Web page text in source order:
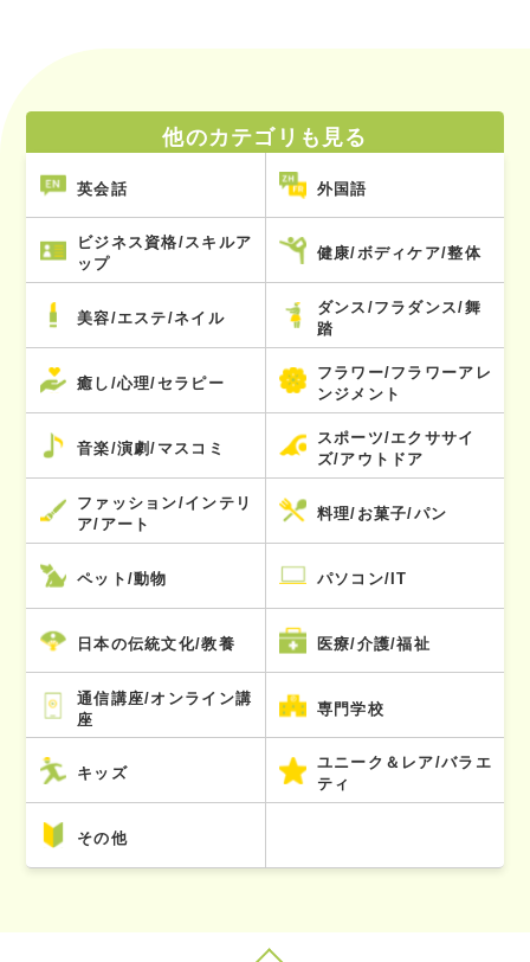
他のカテゴリも見る
英会話 外国語
ビジネス資格/スキルア
ップ
健康/ボディケア/整体
美容/エステ/ネイル
ダンス/フラダンス/舞
踏
癒し/心理/セラピー
フラワー/フラワーアレ
ンジメント
音楽/演劇/マスコミ
スポーツ/エクササイ
ズ/アウトドア
ファッション/インテリ
ア/アート
料理/お菓子/パン
ペット/動物 パソコン/IT
日本の伝統文化/教養 医療/介護/福祉
通信講座/オンライン講
座
専門学校
キッズ
ユニーク＆レア/バラエ
ティ
その他